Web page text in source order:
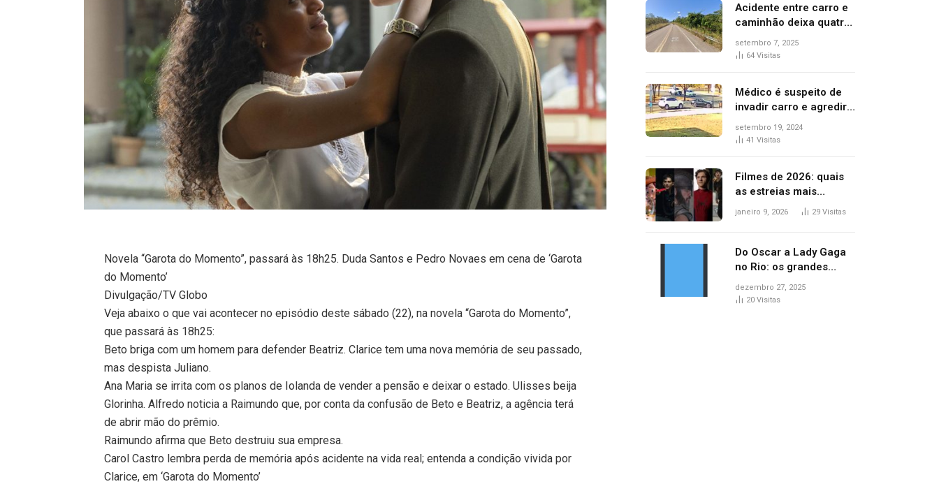
Novela “Garota do Momento”, passará às 18h25. Duda Santos e Pedro Novaes em cena de ‘Garota
do Momento’
Divulgação/TV Globo
Veja abaixo o que vai acontecer no episódio deste sábado (22), na novela “Garota do Momento”,
que passará às 18h25:
Beto briga com um homem para defender Beatriz. Clarice tem uma nova memória de seu passado,
mas despista Juliano.
Ana Maria se irrita com os planos de Iolanda de vender a pensão e deixar o estado. Ulisses beija
Glorinha. Alfredo noticia a Raimundo que, por conta da confusão de Beto e Beatriz, a agência terá
de abrir mão do prêmio.
Raimundo afirma que Beto destruiu sua empresa.
Carol Castro lembra perda de memória após acidente na vida real; entenda a condição vivida por
Clarice, em ‘Garota do Momento’
Acidente entre carro e
caminhão deixa quatro
pessoas feridas e uma
mulher morta na TO-
setembro 7, 2025
64 Visitas
Médico é suspeito de
invadir carro e agredir
delegado aposentado
durante confusão no
setembro 19, 2024
41 Visitas
Filmes de 2026: quais
as estreias mais
aguardadas do ano?
janeiro 9, 2026 29 Visitas
Do Oscar a Lady Gaga
no Rio: os grandes
marcos da cultura em
2025
dezembro 27, 2025
20 Visitas